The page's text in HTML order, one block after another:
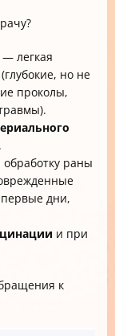
— легкая
но не
проколы,
раны
дни,
и при
к